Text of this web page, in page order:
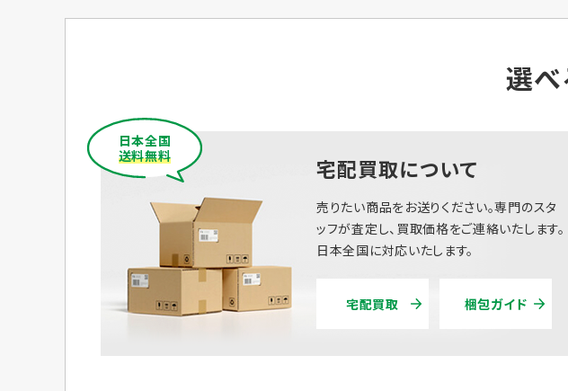
選
宅配買取について
日本全国
送料無料
売りたい商品をお送りください。専門のスタ
ッフが査定し、買取価格をご連絡いたします。
日本全国に対応いたします。
宅配買取 梱包ガイド